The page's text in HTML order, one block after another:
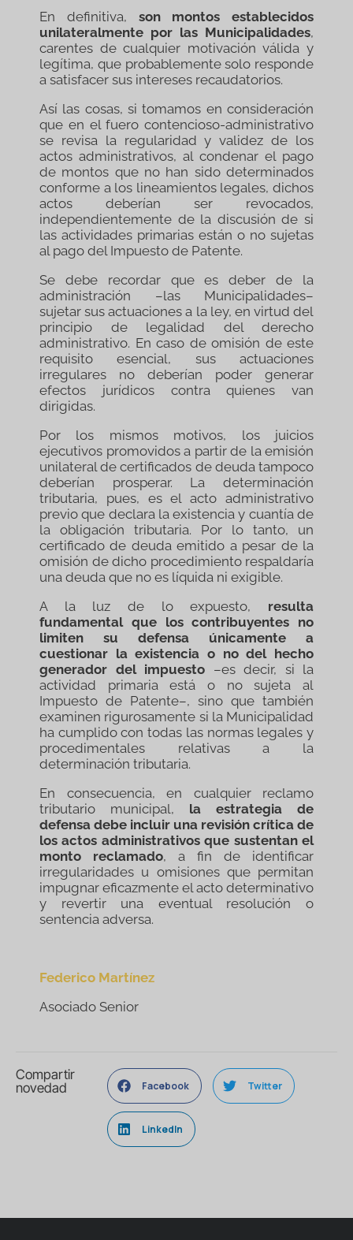
En definitiva, son montos establecidos
unilateralmente por las Municipalidades,
carentes de cualquier motivación válida y
legítima, que probablemente solo responde
a satisfacer sus intereses recaudatorios.
Así las cosas, si tomamos en consideración
que en el fuero contencioso-administrativo
se revisa la regularidad y validez de los
actos administrativos, al condenar el pago
de montos que no han sido determinados
conforme a los lineamientos legales, dichos
actos deberían ser revocados,
independientemente de la discusión de si
las actividades primarias están o no sujetas
al pago del Impuesto de Patente.
Se debe recordar que es deber de la
administración –las Municipalidades–
sujetar sus actuaciones a la ley, en virtud del
principio de legalidad del derecho
administrativo. En caso de omisión de este
requisito esencial, sus actuaciones
irregulares no deberían poder generar
efectos jurídicos contra quienes van
dirigidas.
Por los mismos motivos, los juicios
ejecutivos promovidos a partir de la emisión
unilateral de certificados de deuda tampoco
deberían prosperar. La determinación
tributaria, pues, es el acto administrativo
previo que declara la existencia y cuantía de
la obligación tributaria. Por lo tanto, un
certificado de deuda emitido a pesar de la
omisión de dicho procedimiento respaldaría
una deuda que no es líquida ni exigible.
A la luz de lo expuesto, resulta
fundamental que los contribuyentes no
limiten su defensa únicamente a
cuestionar la existencia o no del hecho
generador del impuesto –es decir, si la
actividad primaria está o no sujeta al
Impuesto de Patente–, sino que también
examinen rigurosamente si la Municipalidad
ha cumplido con todas las normas legales y
procedimentales relativas a la
determinación tributaria.
En consecuencia, en cualquier reclamo
tributario municipal, la estrategia de
defensa debe incluir una revisión crítica de
los actos administrativos que sustentan el
monto reclamado, a fin de identificar
irregularidades u omisiones que permitan
impugnar eficazmente el acto determinativo
y revertir una eventual resolución o
sentencia adversa.
Federico Martínez
Asociado Senior
Compartir
novedad
Facebook Twitter
LinkedIn